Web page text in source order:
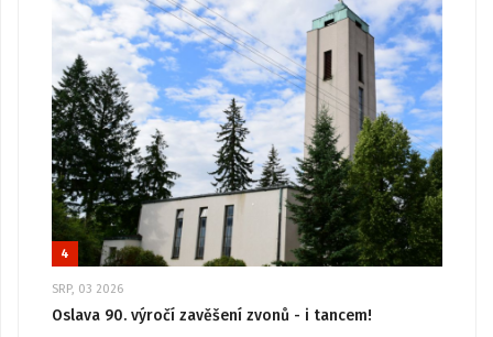
4
SRP, 03 2026
Oslava 90. výročí zavěšení zvonů - i tancem!